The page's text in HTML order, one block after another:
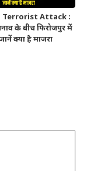
Terrorist Attack :
के बीच फिरोजपुर में
क्या है माजरा